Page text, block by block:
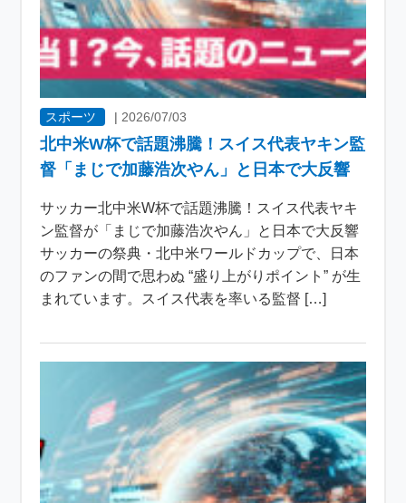
スポーツ |2026/07/03
北中米W杯で話題沸騰！スイス代表ヤキン監
督「まじで加藤浩次やん」と日本で大反響
サッカー北中米W杯で話題沸騰！スイス代表ヤキ
ン監督が「まじで加藤浩次やん」と日本で大反響
サッカーの祭典・北中米ワールドカップで、日本
のファンの間で思わぬ “盛り上がりポイント” が生
まれています。スイス代表を率いる監督 […]